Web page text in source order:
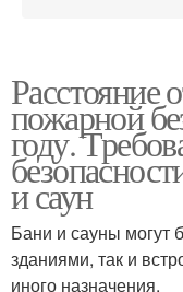
Расстояние от
Расстояние от
выгребной
Расстояние
пожарной
году.
и саун
Бани и сауны могут
зданиями, так и
иного назначения.